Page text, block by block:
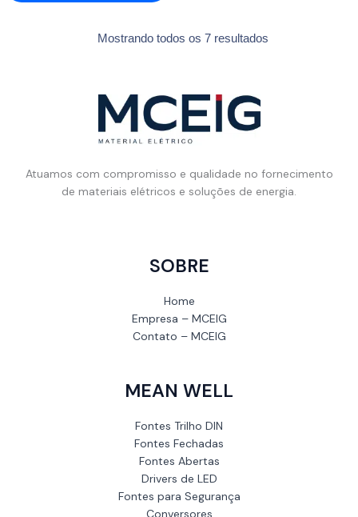
Mostrando todos os 7 resultados
Atuamos com compromisso e qualidade no fornecimento
de materiais elétricos e soluções de energia.
SOBRE
Home
Empresa – MCEIG
Contato – MCEIG
MEAN WELL
Fontes Trilho DIN
Fontes Fechadas
Fontes Abertas
Drivers de LED
Fontes para Segurança
Conversores